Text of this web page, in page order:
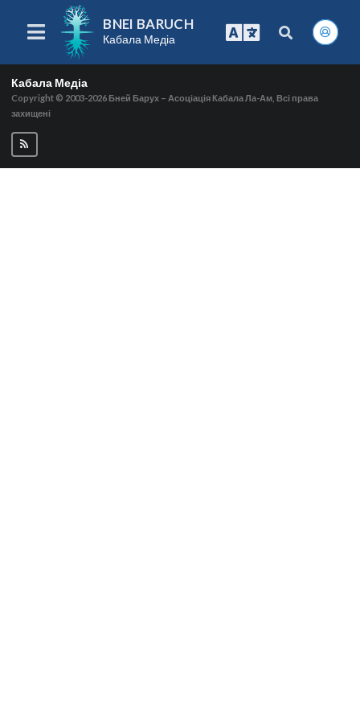
BNEI BARUCH
Кабала Медіа
Кабала Медіа
Copyright © 2003-2026 Бней Барух – Асоціація Кабала Ла-Ам, Всі права
захищені